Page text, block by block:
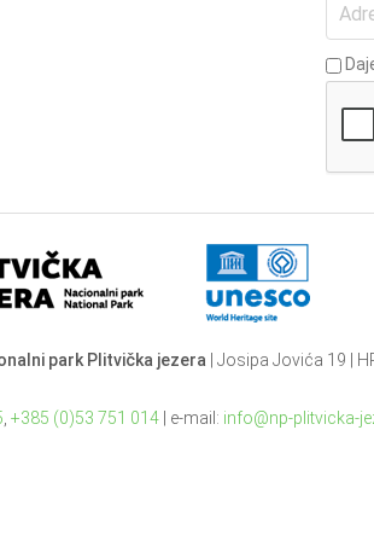
park Plitvička jezera | Josipa Jovića 19 |
+385 (0)53 751 014| e-mail: info@np-plitvicka-